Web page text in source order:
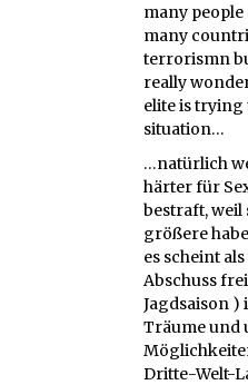
many people
many
terrorismn
really
elite is
situation…
…natürlich
härter für
bestraft, weil
größere
es scheint
Abschuss
Jagdsaison )
Träume und
Dritte-Welt-